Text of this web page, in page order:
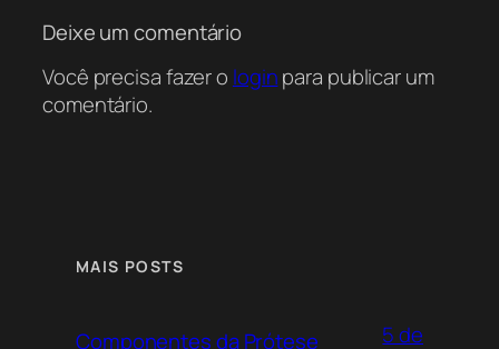
Deixe um comentário
Você precisa fazer o loginpara publicar um
comentário.
MAIS POSTS
Componentes da Prótese
5 de